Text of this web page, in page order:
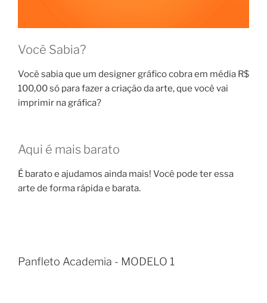
Você Sabia?
Você sabia que um designer gráfico cobra em média R$
100,00 só para fazer a criação da arte, que você vai
imprimir na gráfica?
Aqui é mais barato
É barato e ajudamos ainda mais! Você pode ter essa
arte de forma rápida e barata.
Panfleto Academia - MODELO 1